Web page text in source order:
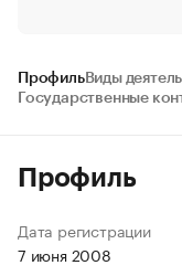
ПрофильВиды
Государственные
Профиль
Дата регистрации
7 июня 2008